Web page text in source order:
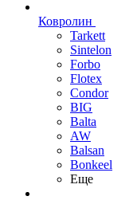
Ковролин
Tarkett
Sintelon
Forbo
Flotex
Condor
BIG
Balta
AW
Balsan
Bonkeel
Еще